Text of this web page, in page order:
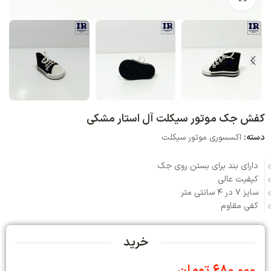
کفش جک موتور سیکلت آل استار مشکی
دسته: اکسسوری موتور سیکلت
دارای بند برای بستن روی جک
کیفیت عالی
سایز 7 در 4 سانتی متر
کفی مقاوم
خرید